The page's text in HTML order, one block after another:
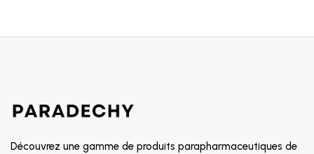
Découvrez une gamme de produits parapharmaceutiques de